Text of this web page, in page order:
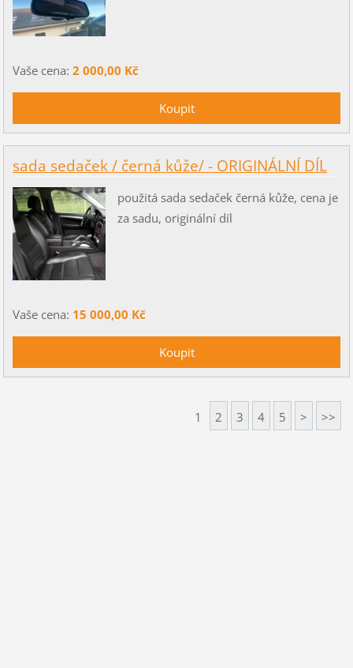
Vaše cena: 2 000,00 Kč
sada sedaček / černá kůže/ - ORIGINÁLNÍ DÍL
použitá sada sedaček černá kůže, cena je
za sadu, originální díl
Vaše cena: 15 000,00 Kč
1 2 3 4 5 > >>